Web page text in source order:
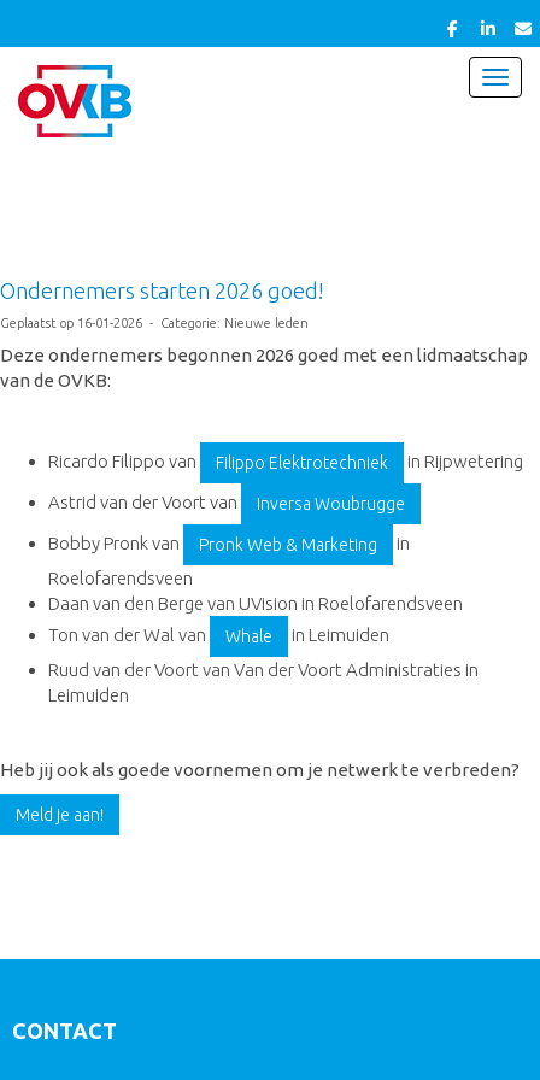
Ondernemers starten 2026 goed!
Geplaatst op 16-01-2026 - Categorie: Nieuwe leden
Deze ondernemers begonnen 2026 goed met een lidmaatschap
van de OVKB:
Ricardo Filippo van Filippo Elektrotechniek
in Rijpwetering
Astrid van der Voort van
Inversa Woubrugge
Bobby Pronk van Pronk Web & Marketing
in
Roelofarendsveen
Daan van den Berge van UVision in Roelofarendsveen
Ton van der Wal van
Whale
in Leimuiden
Ruud van der Voort van Van der Voort Administraties in
Leimuiden
Heb jij ook als goede voornemen om je netwerk te verbreden?
Meld je aan!
CONTACT